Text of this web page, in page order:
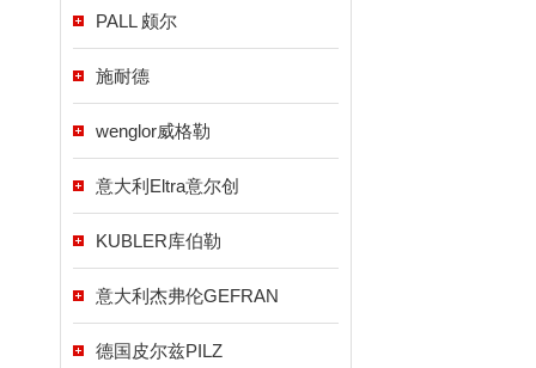
PALL 颇尔
施耐德
wenglor威格勒
意大利Eltra意尔创
KUBLER库伯勒
意大利杰弗伦GEFRAN
德国皮尔兹PILZ